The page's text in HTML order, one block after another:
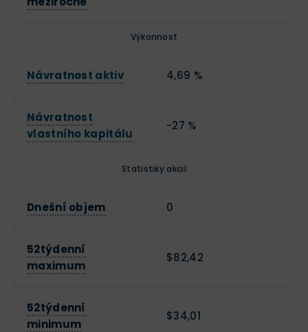
Výkonnost
Návratnost aktiv 4,69 %
Návratnost
vlastního kapitálu
-27 %
Statistiky akcií
Dnešní objem 0
52týdenní
maximum
$82,42
52týdenní
minimum
$34,01